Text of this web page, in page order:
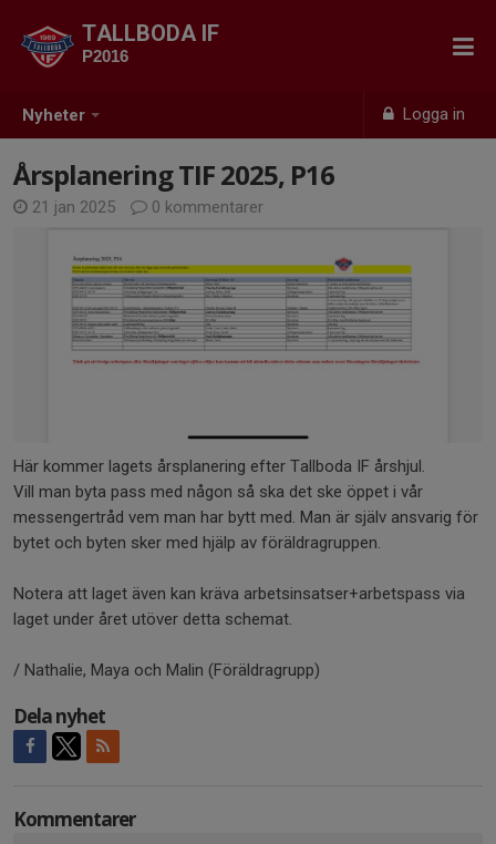
Nyheter Logga in
TALLBODA IF
P2016
Årsplanering TIF 2025, P16
21 jan 2025 0 kommentarer
Här kommer lagets årsplanering efter Tallboda IF årshjul.
Vill man byta pass med någon så ska det ske öppet i vår
messengertråd vem man har bytt med. Man är själv ansvarig för
bytet och byten sker med hjälp av föräldragruppen.
Notera att laget även kan kräva arbetsinsatser+arbetspass via
laget under året utöver detta schemat.
/ Nathalie, Maya och Malin (Föräldragrupp)
Dela nyhet
Kommentarer